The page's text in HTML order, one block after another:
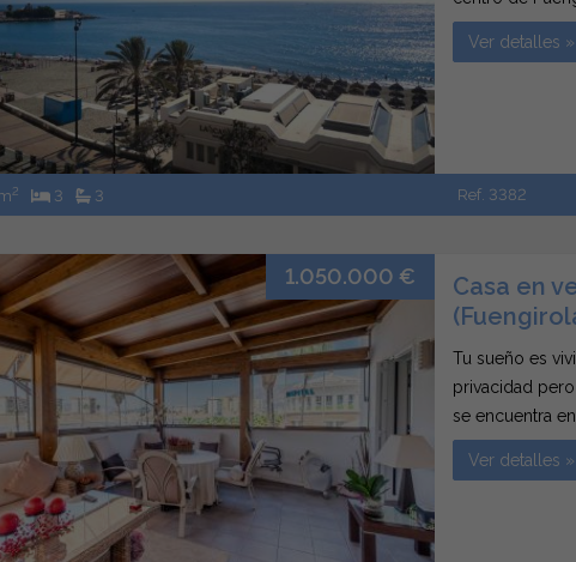
se unen para
Ver detalles »
2 3 3 Ref. 3382
1.050.000 €
Casa en
Tu sueño es
privacidad
se encuentra
urbanizaciones
Ver detalles »